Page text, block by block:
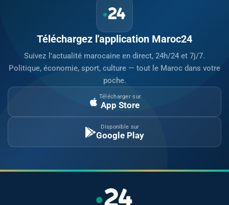
Téléchargez l'application Maroc24
Suivez l'actualité marocaine en direct, 24h/24 et 7j/7.
Politique, économie, sport, culture — tout le Maroc dans votre
poche.
Télécharger sur
App Store
Disponible sur
Google Play